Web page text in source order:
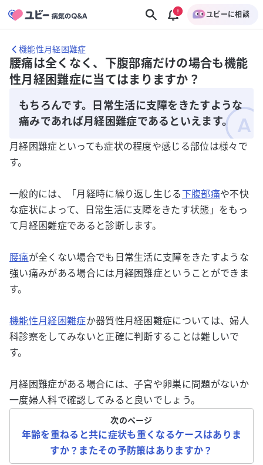
ユビーに相談
機能性月経困難症
腰痛は全くなく、下腹部痛だけの場合も機能
性月経困難症に当てはまりますか？
もちろんです。日常生活に支障をきたすような
痛みであれば月経困難症であるといえます。
月経困難症といっても症状の程度や感じる部位は様々で
す。
一般的には、「月経時に繰り返し生じる下腹部痛や不快
な症状によって、日常生活に支障をきたす状態」をもっ
て月経困難症であると診断します。
腰痛が全くない場合でも日常生活に支障をきたすような
強い痛みがある場合には月経困難症ということができま
す。
機能性月経困難症か器質性月経困難症については、婦人
科診察をしてみないと正確に判断することは難しいで
す。
月経困難症がある場合には、子宮や卵巣に問題がないか
一度婦人科で確認してみると良いでしょう。
次のページ
年齢を重ねると共に症状も重くなるケースはありま
すか？またその予防策はありますか？